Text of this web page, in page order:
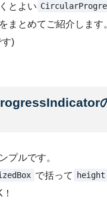
とよい
まとめてご紹介します
す)
プルです。
で括って height